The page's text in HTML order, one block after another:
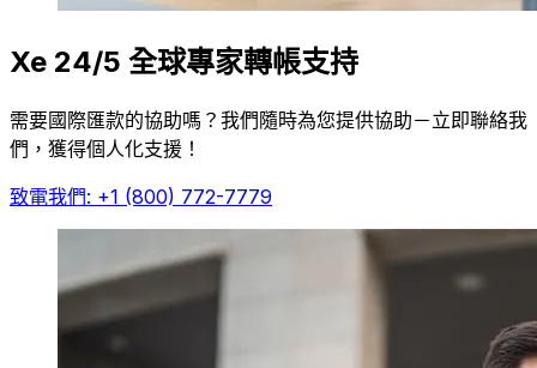
Xe 24/5 全球專家轉帳支持
需要國際匯款的協助嗎？我們隨時為您提供協助－立即聯絡我
們，獲得個人化支援！
致電我們: +1 (800) 772-7779